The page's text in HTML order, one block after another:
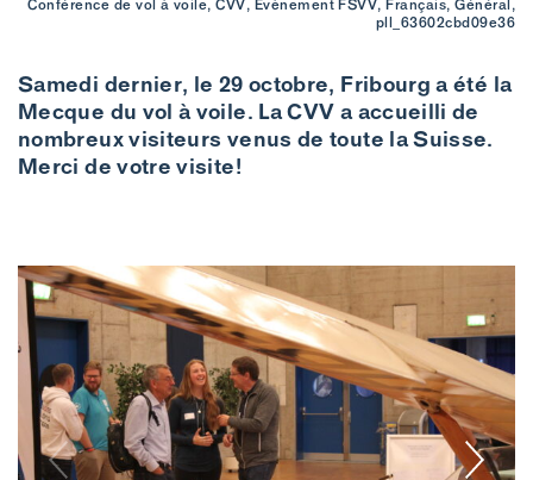
Conférence de vol à voile, CVV, Évènement FSVV, Français, Général,
pll_63602cbd09e36
Samedi dernier, le 29 octobre, Fribourg a été la
Mecque du vol à voile. La CVV a accueilli de
nombreux visiteurs venus de toute la Suisse.
Merci de votre visite!